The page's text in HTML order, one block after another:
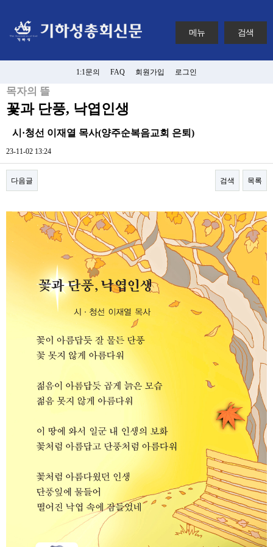
메뉴 검색
1:1문의 FAQ 회원가입 로그인
목자의 뜰
꽃과 단풍, 낙엽인생
시·청선 이재열 목사(양주순복음교회 은퇴)
23-11-02 13:24
다음글 검색 목록
본문